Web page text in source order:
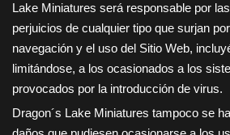
Lake Miniatures será responsable por
perjuicios de cualquier tipo que surjan
navegación y el uso del Sitio Web,
limitándose, a los ocasionados a los
provocados por la introducción de virus.
Dragon´s Lake Miniatures tampoco se